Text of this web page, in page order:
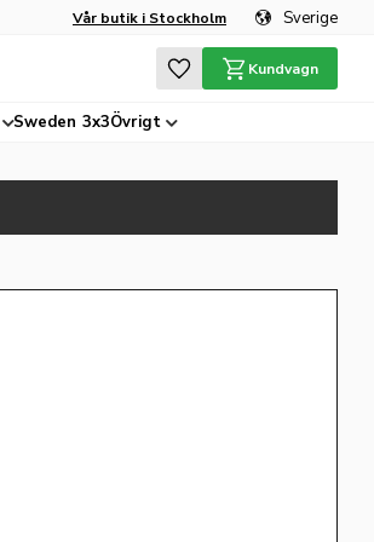
Vår butik i Stockholm Sverige
Favoriter
Kundvagn
Sweden 3x3Övrigt